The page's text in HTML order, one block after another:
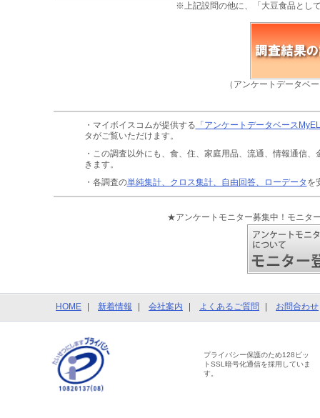
※上記設問の他に、「大豆食品とし
（アンケートデータベ
・マイボイスコムが提供する 「アンケートデータベース
タがご覧いただけます。
・この調査以外にも、食、住、家庭用品、流通、情報通信、
きます。
・各調査の単純集計、クロス集計、自由回答、ローデータ を
★アンケートモニター募集中！モニタ
HOME 新着情報 会社案内 よくあるご質問 お問合わせ
プライバシー保護のため128ビッ
トSSL暗号化通信を採用していま
す。